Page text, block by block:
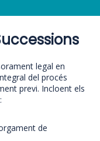
legal en
del procés
previ. Incloent els
de